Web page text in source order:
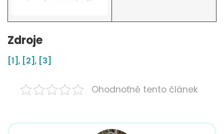
Zdroje
[1], [2], [3]
Ohodnoťně tento článek